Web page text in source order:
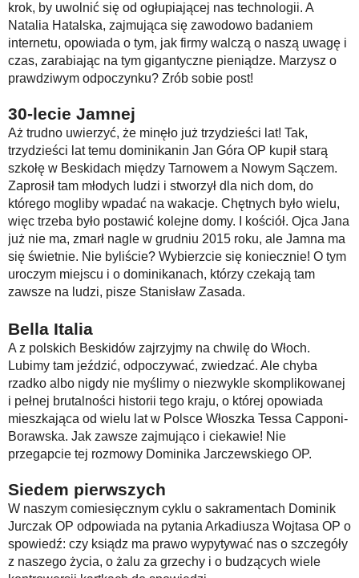
krok, by uwolnić się od ogłupiającej nas technologii. A
Natalia Hatalska, zajmująca się zawodowo badaniem
internetu, opowiada o tym, jak firmy walczą o naszą uwagę i
czas, zarabiając na tym gigantyczne pieniądze. Marzysz o
prawdziwym odpoczynku? Zrób sobie post!
30-lecie Jamnej
Aż trudno uwierzyć, że minęło już trzydzieści lat! Tak,
trzydzieści lat temu dominikanin Jan Góra OP kupił starą
szkołę w Beskidach między Tarnowem a Nowym Sączem.
Zaprosił tam młodych ludzi i stworzył dla nich dom, do
którego mogliby wpadać na wakacje. Chętnych było wielu,
więc trzeba było postawić kolejne domy. I kościół. Ojca Jana
już nie ma, zmarł nagle w grudniu 2015 roku, ale Jamna ma
się świetnie. Nie byliście? Wybierzcie się koniecznie! O tym
uroczym miejscu i o dominikanach, którzy czekają tam
zawsze na ludzi, pisze Stanisław Zasada.
Bella Italia
A z polskich Beskidów zajrzyjmy na chwilę do Włoch.
Lubimy tam jeździć, odpoczywać, zwiedzać. Ale chyba
rzadko albo nigdy nie myślimy o niezwykle skomplikowanej
i pełnej brutalności historii tego kraju, o której opowiada
mieszkająca od wielu lat w Polsce Włoszka Tessa Capponi-
Borawska. Jak zawsze zajmująco i ciekawie! Nie
przegapcie tej rozmowy Dominika Jarczewskiego OP.
Siedem pierwszych
W naszym comiesięcznym cyklu o sakramentach Dominik
Jurczak OP odpowiada na pytania Arkadiusza Wojtasa OP o
spowiedź: czy ksiądz ma prawo wypytywać nas o szczegóły
z naszego życia, o żalu za grzechy i o budzących wiele